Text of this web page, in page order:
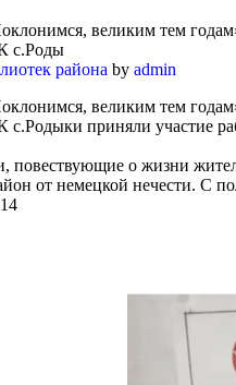
великим тем
с.Роды
района by admin
великим тем
приняли участие
повествующие о жизни
от немецкой нечести.​ С